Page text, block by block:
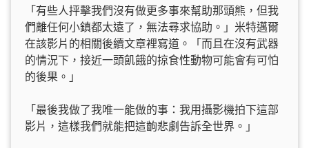
「有些人抨擊我們沒有做更多事來幫助那頭熊，但我
們離任何小鎮都太遠了，無法尋求協助。」米特邁爾
在該影片的相關後續文章裡寫道。「而且在沒有武器
的情況下，接近一頭飢餓的掠食性動物可能會有可怕
的後果。」
「最後我做了我唯一能做的事：我用攝影機拍下這部
影片，這樣我們就能把這齣悲劇告訴全世界。」